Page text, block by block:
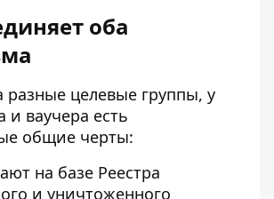
оба
разные целевые группы, у
и ваучера есть
общие черты:
на базе Реестра
и уничтоженного